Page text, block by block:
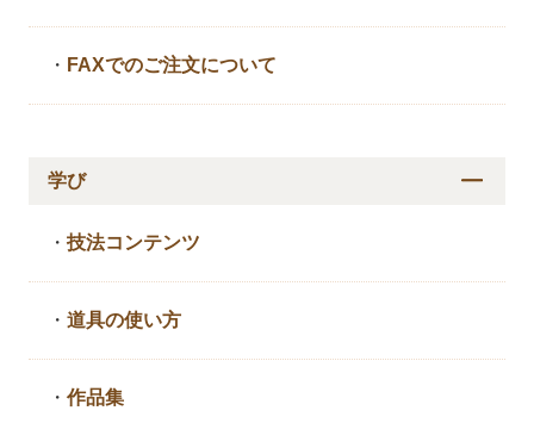
・ FAXでのご注文について
学び
・技法コンテンツ
・道具の使い方
・作品集